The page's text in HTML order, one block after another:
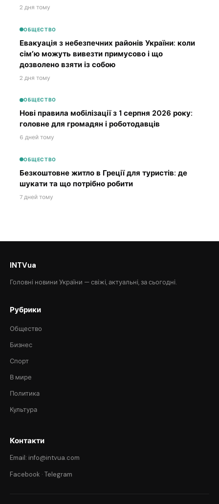
2 дня тому
ОБЩЕСТВО
Евакуація з небезпечних районів України: коли
сім’ю можуть вивезти примусово і що
дозволено взяти із собою
2 дня тому
ОБЩЕСТВО
Нові правила мобілізації з 1 серпня 2026 року:
головне для громадян і роботодавців
6 дней тому
ОБЩЕСТВО
Безкоштовне житло в Греції для туристів: де
шукати та що потрібно робити
7 дней тому
INTVua
Головні новини України — свіжі, актуальні, за сьогодні.
Рубрики
Общество
Бизнес
Спорт
В мире
Политика
Культура
Контакти
Email: info@intvua.com
Facebook · Telegram